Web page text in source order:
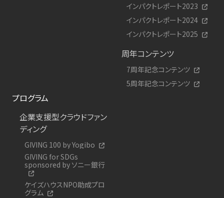
インパクトレポート2023
インパクトレポート2024
インパクトレポート2025
周年コンテンツ
7周年記念コンテンツ
5周年記念コンテンツ
プログラム
企業支援型クラウドファン
ディング
GIVING 100 by Yogibo
GIVING for SDGs
sponsored by ソニー銀行
ケイズハウスNPO助成プロ
グラム